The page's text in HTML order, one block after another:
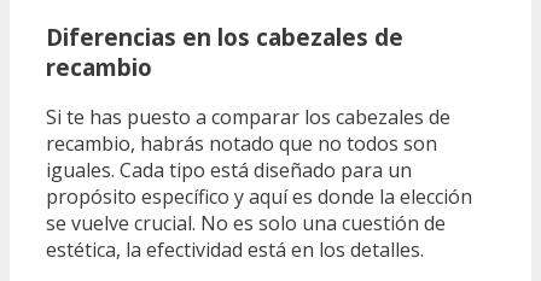
Diferencias en los cabezales de
recambio
Si te has puesto a comparar los cabezales de
recambio, habrás notado que no todos son
iguales. Cada tipo está diseñado para un
propósito específico y aquí es donde la elección
se vuelve crucial. No es solo una cuestión de
estética, la efectividad está en los detalles.